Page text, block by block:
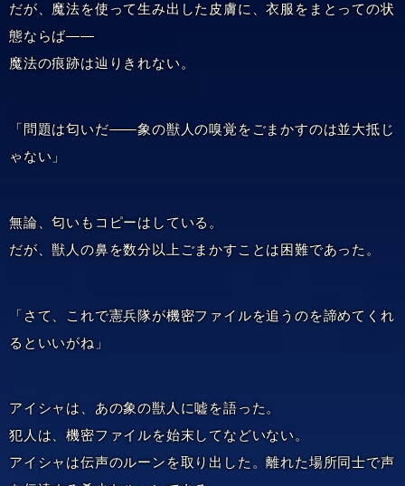
だが、魔法を使って生み出した皮膚に、衣服をまとっての状
態ならば――
魔法の痕跡は辿りきれない。
「問題は匂いだ――象の獣人の嗅覚をごまかすのは並大抵じ
ゃない」
無論、匂いもコピーはしている。
だが、獣人の鼻を数分以上ごまかすことは困難であった。
「さて、これで憲兵隊が機密ファイルを追うのを諦めてくれ
るといいがね」
アイシャは、あの象の獣人に嘘を語った。
犯人は、機密ファイルを始末してなどいない。
アイシャは伝声のルーンを取り出した。離れた場所同士で声